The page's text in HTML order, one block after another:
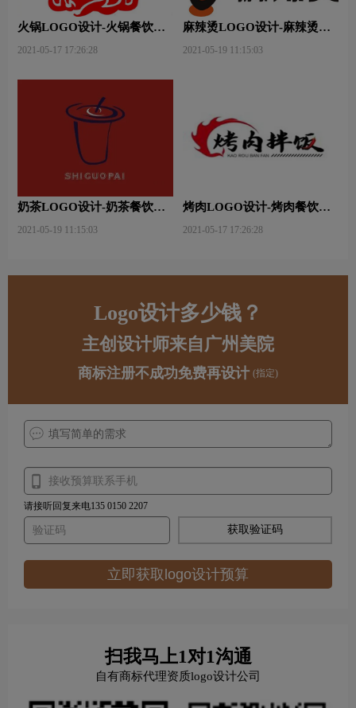
火锅LOGO设计-火锅餐饮连
2021-05-17 17:26:28
麻辣烫LOGO设计-麻辣烫餐
2021-05-19 11:15:03
奶茶LOGO设计-奶茶餐饮连
2021-05-19 11:15:03
烤肉LOGO设计-烤肉餐饮连
2021-05-17 17:26:28
Logo设计多少钱？
主创设计师来自广州美院
商标注册不成功免费再设计 (指定)
请接听回复来电135 0150 2207
获取验证码
立即获取logo设计预算
扫我马上1对1沟通
自有商标代理资质logo设计公司